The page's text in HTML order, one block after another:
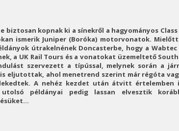
biztosan kopnak ki a sínekről a hagyományos Class
ismerik Juniper (Boróka) motorvonatok.
útrakelnének Doncasterbe, hogy a Wabtec
a UK Rail Tours és a vonatokat üzemeltető
szervezett a típússal, melynek során a
eljutottak, ahol menetrend szerint már régóta
A nehéz kezdet után átvitt
példányai pedig lassan elvesztik